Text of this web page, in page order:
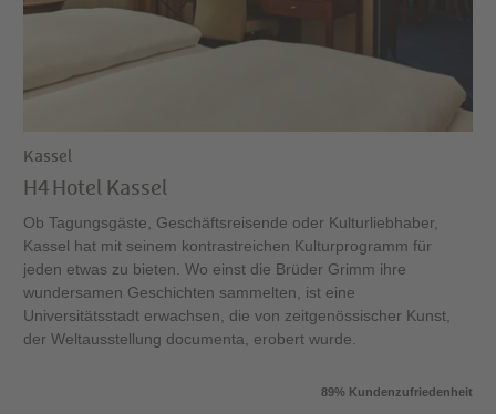
Kassel
H4 Hotel Kassel
Ob Tagungsgäste, Geschäftsreisende oder Kulturliebhaber,
Kassel hat mit seinem kontrastreichen Kulturprogramm für
jeden etwas zu bieten. Wo einst die Brüder Grimm ihre
wundersamen Geschichten sammelten, ist eine
Universitätsstadt erwachsen, die von zeitgenössischer Kunst,
der Weltausstellung documenta, erobert wurde.
89% Kundenzufriedenheit